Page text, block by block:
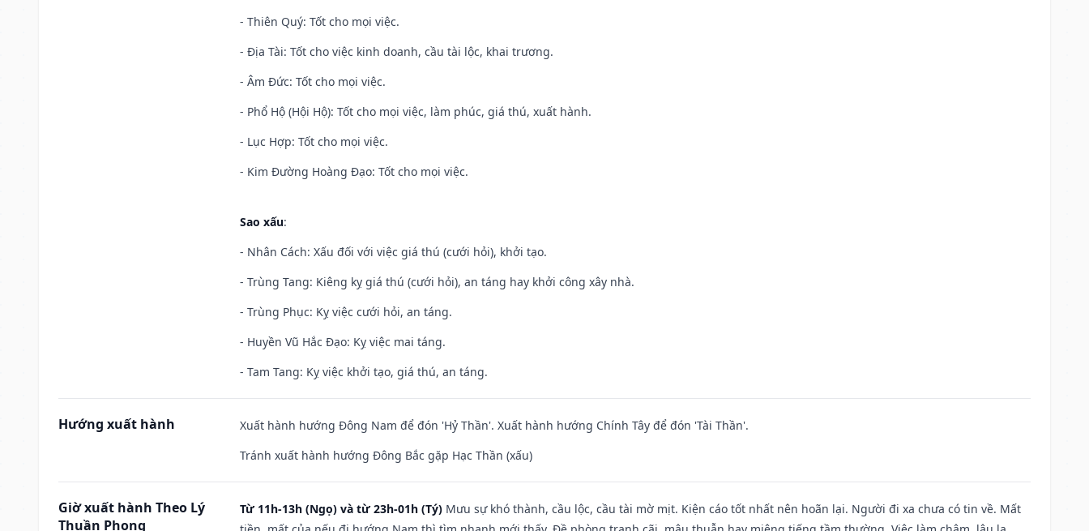
- Thiên Quý: Tốt cho mọi việc.
- Địa Tài: Tốt cho việc kinh doanh, cầu tài lộc, khai trương.
- Âm Đức: Tốt cho mọi việc.
- Phổ Hộ (Hội Hộ): Tốt cho mọi việc, làm phúc, giá thú, xuất hành.
- Lục Hợp: Tốt cho mọi việc.
- Kim Đường Hoàng Đạo: Tốt cho mọi việc.
Sao xấu:
- Nhân Cách: Xấu đối với việc giá thú (cưới hỏi), khởi tạo.
- Trùng Tang: Kiêng kỵ giá thú (cưới hỏi), an táng hay khởi công xây nhà.
- Trùng Phục: Kỵ việc cưới hỏi, an táng.
- Huyền Vũ Hắc Đạo: Kỵ việc mai táng.
- Tam Tang: Kỵ việc khởi tạo, giá thú, an táng.
Hướng xuất hành
Xuất hành hướng Đông Nam để đón 'Hỷ Thần'. Xuất hành hướng Chính Tây để đón 'Tài Thần'.
Tránh xuất hành hướng Đông Bắc gặp Hạc Thần (xấu)
Giờ xuất hành Theo Lý
Thuần Phong
Từ 11h-13h (Ngọ) và từ 23h-01h (Tý) Mưu sự khó thành, cầu lộc, cầu tài mờ mịt. Kiện cáo tốt nhất nên hoãn lại. Người đi xa chưa có tin về. Mất